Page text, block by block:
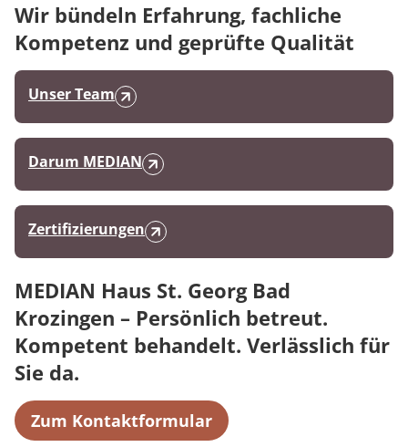
Wir bündeln Erfahrung, fachliche
Kompetenz und geprüfte Qualität
Unser Team
Darum MEDIAN
Zertifizierungen
MEDIAN Haus St. Georg Bad
Krozingen – Persönlich betreut.
Kompetent behandelt. Verlässlich für
Sie da.
Zum Kontaktformular